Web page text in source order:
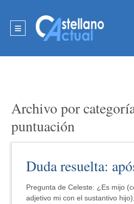
Archivo por
puntuación
Duda resuelta:
Pregunta de Celeste: ¿Es mijo
adjetivo mi con el sustantivo